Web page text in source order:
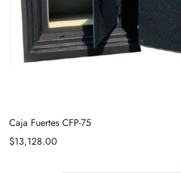
Caja Fuertes CFP-75
$13,128.00